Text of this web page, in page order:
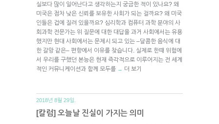
실보다 많이 일어난다고 생각하는지 궁금한 적이 있나요? 왜
미국은 점차 낮은 신뢰를 보유한 사회가 되는 걸까요? 왜 미국
인들은 겁에 질려 있을까요? 심리학과 컴퓨터 과학 분야의 사
회과학 전문가는 위 질문에 대한 대답을 과거 사회에서는 유용
했지만 현대 사회에서는 문제시 되고 있는 –달콤한 음식에 대
한 갈망 같은– 편향에서 이유를 찾습니다. 실제로 한때 위험에
서 우리를 구했던 본능은 현재 즉각적으로 이루어지는 전 세계
적인 커뮤니케이션과 함께 모두를 → 더 보기
2018년 8월 29일.
[칼럼] 오늘날 진실이 가지는 의미